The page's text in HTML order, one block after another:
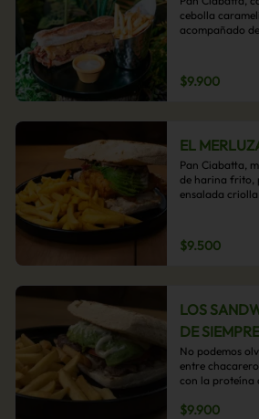
cebolla
acompañado
$9.900
EL
Pan Ciabatta,
de harina frito,
ensalada
$9.500
LOS
DE SIEMPRE
No podemos
entre
con la proteína
$9.900